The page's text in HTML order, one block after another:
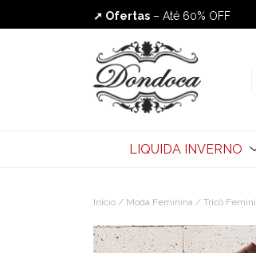
➚ Ofertas – Até 60% OFF
Envio Rápido
LIQUIDA INVERNO
Início / Moda Feminina / Tricô